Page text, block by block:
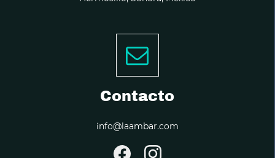
Contacto
info@laambar.com